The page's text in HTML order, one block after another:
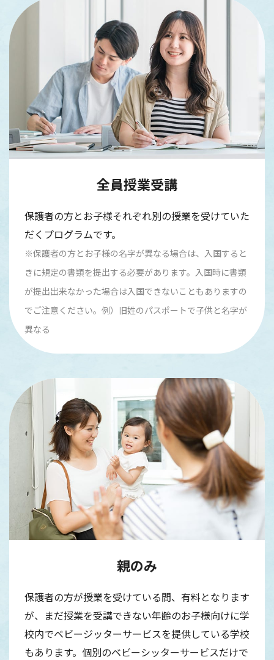
全員授業受講
保護者の方とお子様それぞれ別の授業を受けていた
だくプログラムです。
※保護者の方とお子様の名字が異なる場合は、入国すると
きに規定の書類を提出する必要があります。入国時に書類
が提出出来なかった場合は入国できないこともありますの
でご注意ください。例）旧姓のパスポートで子供と名字が
異なる
親のみ
保護者の方が授業を受けている間、有料となります
が、まだ授業を受講できない年齢のお子様向けに学
校内でベビージッターサービスを提供している学校
もあります。個別のベビーシッターサービスだけで